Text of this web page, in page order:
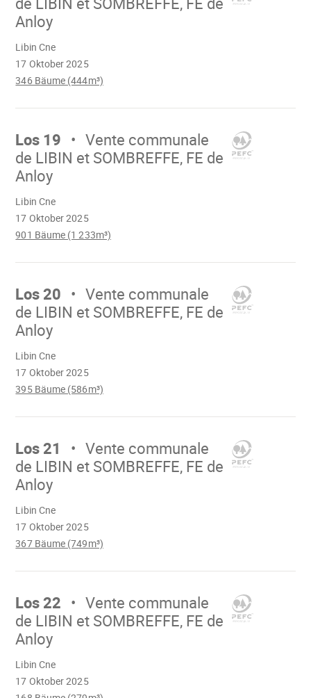
Anloy
17 Oktober 2025
Libin Cne
346 Bäume (444m³)
Mach
Los 19
Vente communale
de LIBIN et SOMBREFFE, FE de
Anloy
17 Oktober 2025
Libin Cne
901 Bäume (1 233m³)
Mach
Los 20
Vente communale
de LIBIN et SOMBREFFE, FE de
Anloy
17 Oktober 2025
Libin Cne
395 Bäume (586m³)
Mach
Los 21
Vente communale
de LIBIN et SOMBREFFE, FE de
Anloy
17 Oktober 2025
Libin Cne
367 Bäume (749m³)
Mach
Los 22
Vente communale
de LIBIN et SOMBREFFE, FE de
Anloy
17 Oktober 2025
Libin Cne